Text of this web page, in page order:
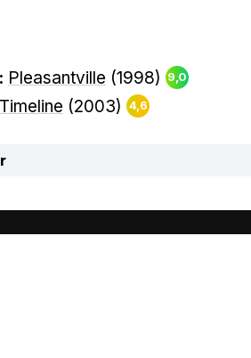
Pleasantville (1998) 9,0
Timeline (2003) 4,6